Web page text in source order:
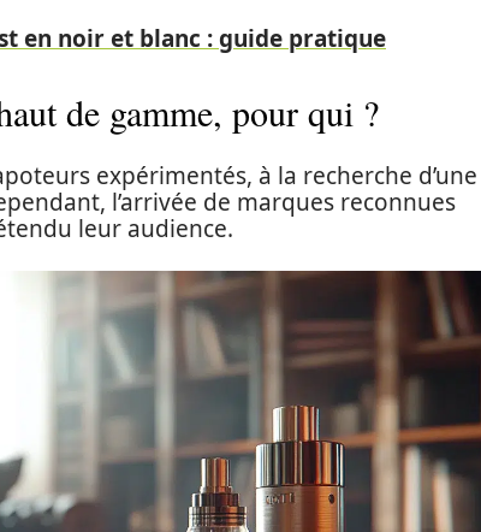
en noir et blanc : guide pratique
de gamme, pour qui ?
expérimentés, à la recherche d’une
l’arrivée de marques reconnues
leur audience.